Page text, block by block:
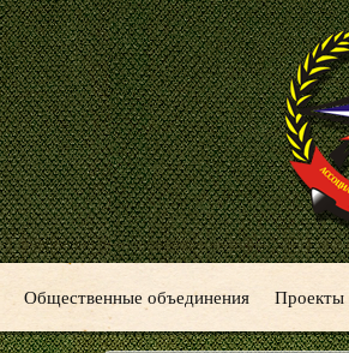
Общественные объединения Проекты